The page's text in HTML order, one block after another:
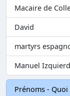
Macaire de
David
martyrs
Manuel
Prénoms - Quoi